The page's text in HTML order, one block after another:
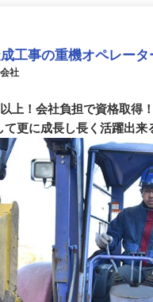
工事の重機オペレータ
社
上！会社負担で資格取得
て更に成長し長く活躍出来